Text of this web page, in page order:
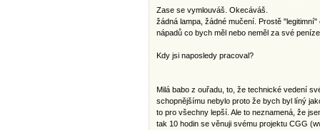
Zase se vymlouváš. Okecáváš.
žádná lampa, žádné mučení. Prostě
nápadů co bych měl nebo neměl za své
Kdy jsi naposledy pracoval?
Milá babo z ouřadu, to, že technické vedení
schopnějšímu nebylo proto že bych byl líný
to pro všechny lepší. Ale to neznamená, že
tak 10 hodin se věnuji svému projektu CGG